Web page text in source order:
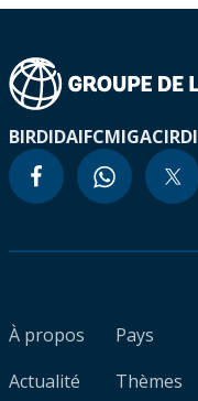
BIRDIDAIFCMIGACIRDI
À propos
Actualité
Pays
Thèmes